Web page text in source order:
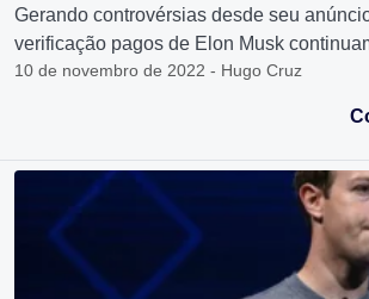
Gerando controvérsias desde seu
verificação pagos de Elon Musk
10 de novembro de 2022 - Hugo Cruz